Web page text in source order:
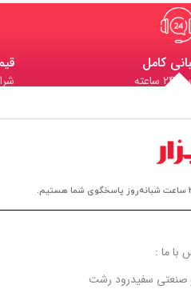
کامل
با ما :
صنعتی سفیدرود رشت